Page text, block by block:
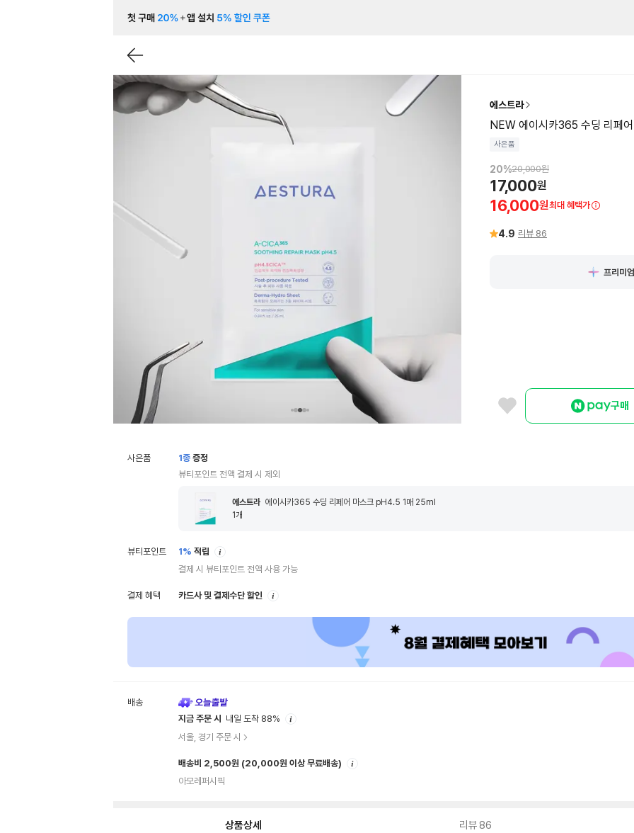
에스트라
NEW 에이시카365 수딩 리페
사은품
20%20,000원
17,000원
16,000원최대 혜택가
4.9 리뷰 86
프리미
구매
사은품 1종 증정
뷰티포인트 전액 결제 시 제외
에스트라 에이시카365 수딩 리페어 마스크 pH4.5 1매 25ml
1개
뷰티포인트 1% 적립
결제 시 뷰티포인트 전액 사용 가능
결제 혜택 카드사 및 결제수단 할인
배송
지금 주문 시
내일 도착 88%
서울, 경기 주문 시
배송비 2,500원 (20,000원 이상 무료배송)
아모레퍼시픽
상품상세 리뷰 86